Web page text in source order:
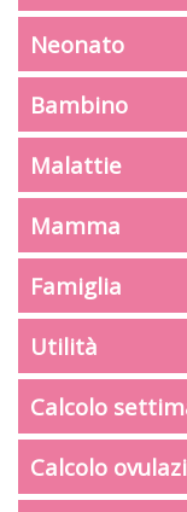
Neonato
Bambino
Malattie
Mamma
Famiglia
Utilità
Calcolo
Calcolo